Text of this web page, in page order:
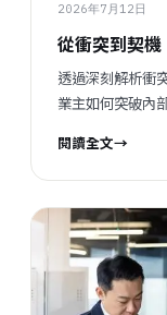
2026年7月12日
從衝突到契
透過深刻解析衝
業主如何突破內
閱讀全文→